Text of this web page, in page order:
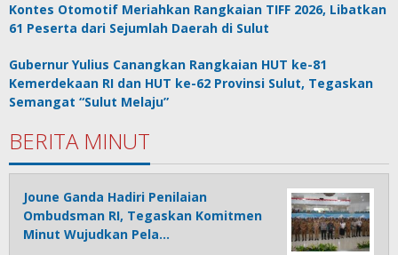
Kontes Otomotif Meriahkan Rangkaian TIFF 2026, Libatkan
61 Peserta dari Sejumlah Daerah di Sulut
Gubernur Yulius Canangkan Rangkaian HUT ke-81
Kemerdekaan RI dan HUT ke-62 Provinsi Sulut, Tegaskan
Semangat “Sulut Melaju”
BERITA MINUT
Joune Ganda Hadiri Penilaian
Ombudsman RI, Tegaskan Komitmen
Minut Wujudkan Pela…